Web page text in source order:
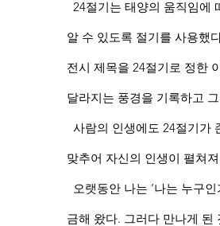
24절기는 태양의 움직임에
알 수 있도록 절기를 사용했
전시 제목을 24절기로 정한
달라지는 풍경을 기록하고
사람의 인생에도 24절기가
맞추어 자신의 인생이 펼쳐
오랫동안 나는 ‘나는 누구
금해 왔다. 그러다 만나게 된